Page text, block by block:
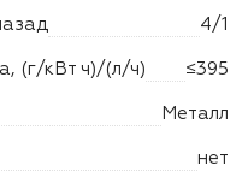
4/1
(г/кВт ч)/(л/ч) ≤395
Металл
нет